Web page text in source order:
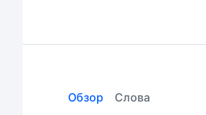
Обзор Слова